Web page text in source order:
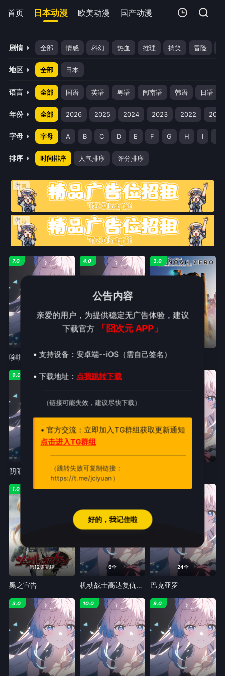
首页 日本动漫 欧美动漫 国产动漫 剧场版 追剧周
我的观影记录
暂无观看影片的记录
剧情 全部 情感 科幻 热血 推理 搞笑 冒险
地区 全部 日本
语言 全部 国语 英语 粤语 闽南语 韩语 日语
年份 全部 2026 2025 2024 2023 2022 2021
字母 字母 A B C D E F G H I
排序 时间排序 人气排序 评分排序
7.0
哆啦A梦:新大雄与铁人兵团
4.0
恋爱游戏世界对路人角色很不友好第二季
3.0
ALDNOAHZERO
9.0
阴阳回天Re:Birth
5.0
想星的大天使
第12集完结
1.0
黑之宣告
6全
8.0
机动战士高达复仇的镇魂曲
24全
1.0
巴克亚罗
3.0 10.0 9.0
公告内容
亲爱的用户，为提供稳定无广告体验，建议
下载官方
「囧次元 APP」
• 支持设备：安卓端--iOS（需自己签名）
• 下载地址： 点我跳转下载
（链接可能失效，建议尽快下载）
• 官方交流：立即加入TG群组获取更新通知
点击进入TG群组
（跳转失败可复制链接：
https://t.me/jciyuan）
好的，我记住啦